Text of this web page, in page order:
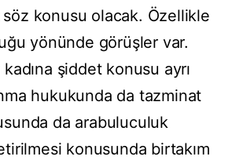
konusu olacak. Özellikle
yönünde görüşler var.
şiddet konusu ayrı
hukukunda da tazminat
da arabuluculuk
konusunda birtakım